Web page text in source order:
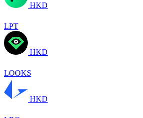
HKD
LPT
HKD
LOOKS
HKD